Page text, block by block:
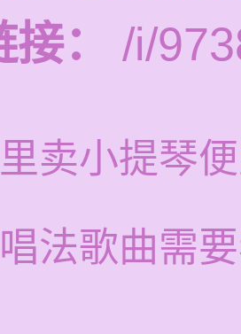
：
/i/
卖小提琴
法歌曲需